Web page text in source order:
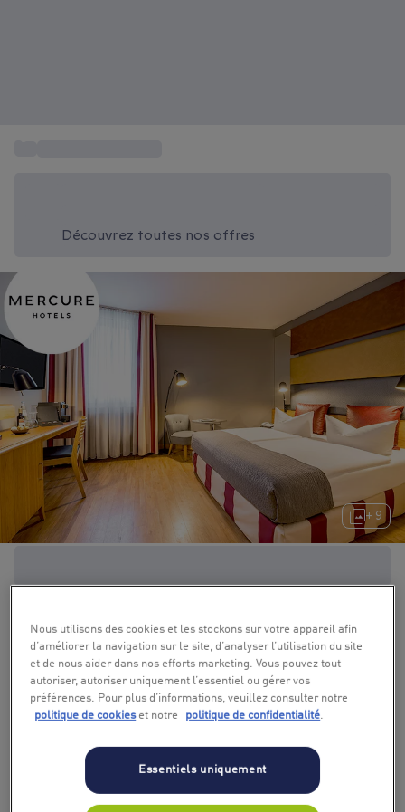
Découvrez toutes nos offres
+ 9
Nous utilisons des cookies et les stockons sur votre appareil afin
d’améliorer la navigation sur le site, d’analyser l’utilisation du site
et de nous aider dans nos efforts marketing. Vous pouvez tout
autoriser, autoriser uniquement l’essentiel ou gérer vos
préférences. Pour plus d’informations, veuillez consulter notre
politique de cookieset notre politique de confidentialité.
Essentiels uniquement